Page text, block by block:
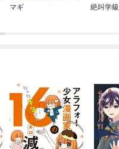
マギ 絶叫学級